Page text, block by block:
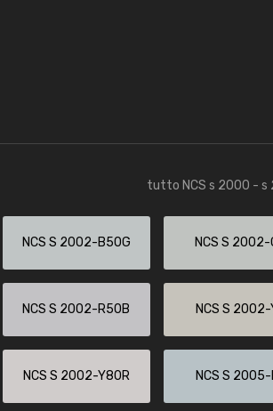
tutto NCS s 2000 - s
NCS S 2002-B50G NCS S 2002-
NCS S 2002-R50B NCS S 2002-
NCS S 2002-Y80R NCS S 2005-